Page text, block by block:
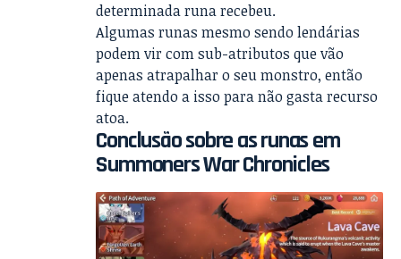
determinada runa recebeu.
Algumas runas mesmo sendo lendárias
podem vir com sub-atributos que vão
apenas atrapalhar o seu monstro, então
fique atendo a isso para não gasta recurso
atoa.
Conclusão sobre as runas em
Summoners War Chronicles